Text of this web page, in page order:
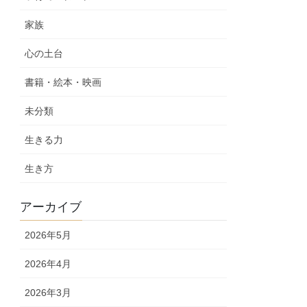
家族
心の土台
書籍・絵本・映画
未分類
生きる力
生き方
アーカイブ
2026年5月
2026年4月
2026年3月